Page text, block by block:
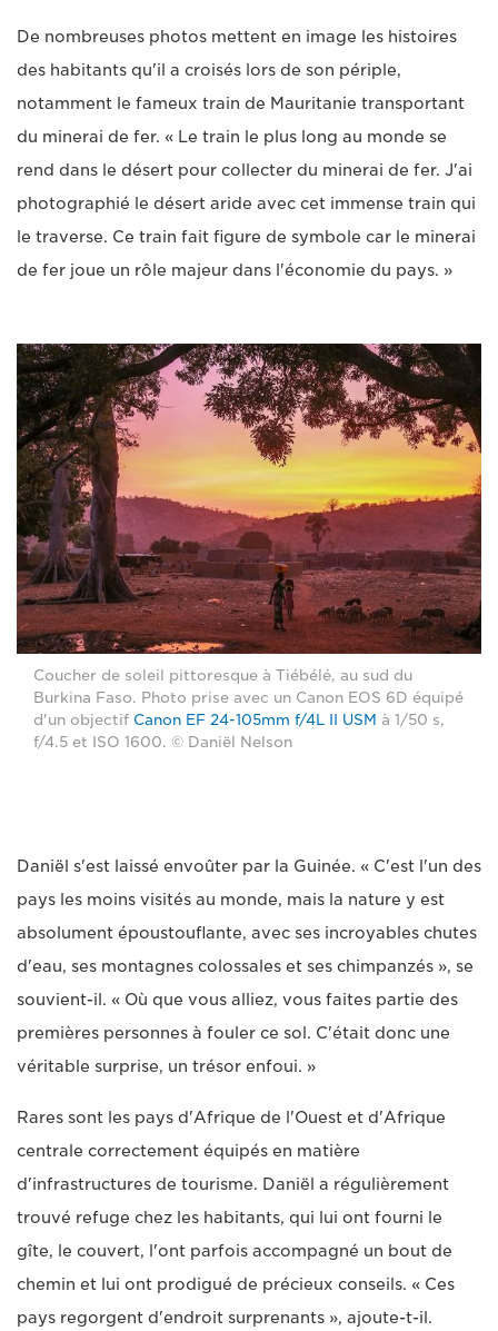
De nombreuses photos mettent en image les histoires
des habitants qu'il a croisés lors de son périple,
notamment le fameux train de Mauritanie transportant
du minerai de fer. « Le train le plus long au monde se
rend dans le désert pour collecter du minerai de fer. J'ai
photographié le désert aride avec cet immense train qui
le traverse. Ce train fait figure de symbole car le minerai
de fer joue un rôle majeur dans l'économie du pays. »
Coucher de soleil pittoresque à Tiébélé, au sud du
Burkina Faso. Photo prise avec un Canon EOS 6D équipé
d'un objectif Canon EF 24-105mm f/4L II USM à 1/50 s,
f/4.5 et ISO 1600. © Daniël Nelson
Daniël s'est laissé envoûter par la Guinée. « C'est l'un des
pays les moins visités au monde, mais la nature y est
absolument époustouflante, avec ses incroyables chutes
d'eau, ses montagnes colossales et ses chimpanzés », se
souvient-il. « Où que vous alliez, vous faites partie des
premières personnes à fouler ce sol. C'était donc une
véritable surprise, un trésor enfoui. »
Rares sont les pays d'Afrique de l'Ouest et d'Afrique
centrale correctement équipés en matière
d'infrastructures de tourisme. Daniël a régulièrement
trouvé refuge chez les habitants, qui lui ont fourni le
gîte, le couvert, l'ont parfois accompagné un bout de
chemin et lui ont prodigué de précieux conseils. « Ces
pays regorgent d'endroit surprenants », ajoute-t-il.